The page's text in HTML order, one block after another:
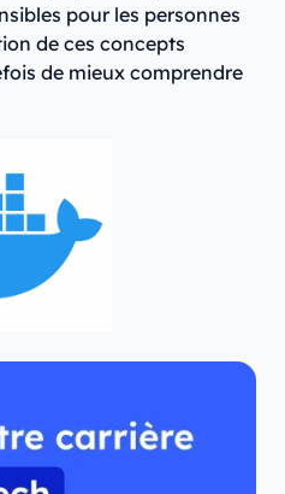
pour les personnes
de ces concepts
de mieux comprendre